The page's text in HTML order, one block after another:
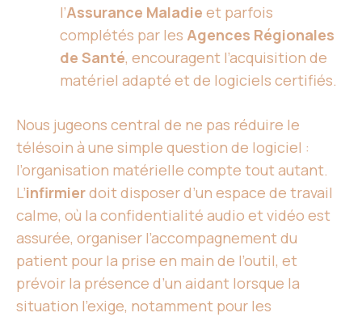
l’Assurance Maladie et parfois
complétés par les Agences Régionales
de Santé, encouragent l’acquisition de
matériel adapté et de logiciels certifiés.
Nous jugeons central de ne pas réduire le
télésoin à une simple question de logiciel :
l’organisation matérielle compte tout autant.
L’infirmierdoit disposer d’un espace de travail
calme, où la confidentialité audio et vidéo est
assurée, organiser l’accompagnement du
patient pour la prise en main de l’outil, et
prévoir la présence d’un aidant lorsque la
situation l’exige, notamment pour les